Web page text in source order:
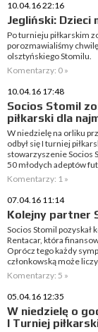
10.04.16 22:16
Jegliński: Dzieci
Po turnieju piłkarskim
porozmawialiśmy
olsztyńskiego Stomilu.
Komentarzy: 0 »
10.04.16 17:48
Socios Stomil
piłkarski dla
W niedzielę na orliku
odbył się I turniej
stowarzyszenie Socios
50 młodych adeptów
Komentarzy: 1 »
07.04.16 11:14
Kolejny partner
Socios Stomil pozyskał
Rentacar, która
Oprócz tego każdy
członkowską może
Komentarzy: 5 »
05.04.16 12:35
W niedzielę o
I Turniej